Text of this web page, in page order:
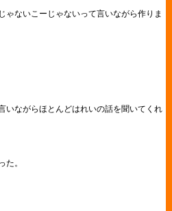
ゃないこーじゃないって言いながら作りま
いながらほとんどはれいの話を聞いてくれ
た。